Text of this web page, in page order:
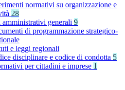
normativi su organizzazione e
28
generali 9
di programmazione strategico-
e leggi regionali
disciplinare e codice di condotta 5
per cittadini e imprese 1